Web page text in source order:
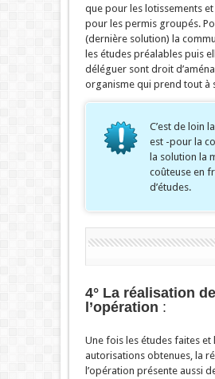
que pour les lotissements
pour les permis groupés.
(dernière solution) la
les études préalables puis
déléguer sont droit
organisme qui prend tout à
C’est de loin
est -pour la
la solution la
coûteuse en
d’études.
4° La réalisation de
l’opération :
Une fois les études faites et
autorisations obtenues, la
l’opération présente aussi